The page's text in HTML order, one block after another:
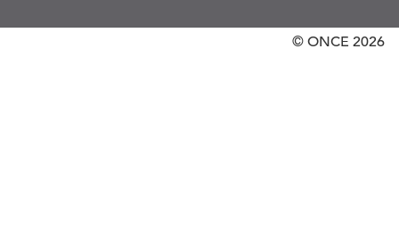
© ONCE 2026